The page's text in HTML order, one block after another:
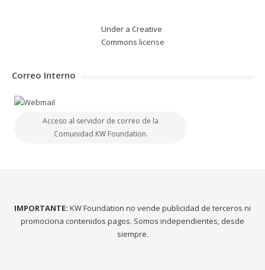
Under a Creative
Commons license
Correo Interno
Acceso al servidor de correo de la
Comunidad KW Foundation.
IMPORTANTE: KW Foundation no vende publicidad de terceros ni
promociona contenidos pagos. Somos independientes, desde
siempre.